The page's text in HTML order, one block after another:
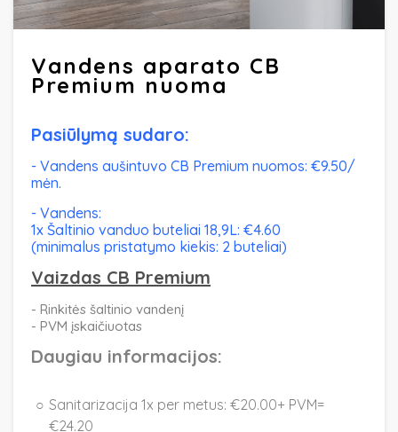
Vandens aparato CB
Premium nuoma
Pasiūlymą sudaro:
- Vandens aušintuvo CB Premium nuomos: €9.50/
mėn.
- Vandens:
1x Šaltinio vanduo buteliai 18,9L: €4.60
(minimalus pristatymo kiekis: 2 buteliai)
Vaizdas CB Premium
- Rinkitės šaltinio vandenį
- PVM įskaičiuotas
Daugiau informacijos:
Sanitarizacija 1x per metus: €20.00+ PVM=
€24.20